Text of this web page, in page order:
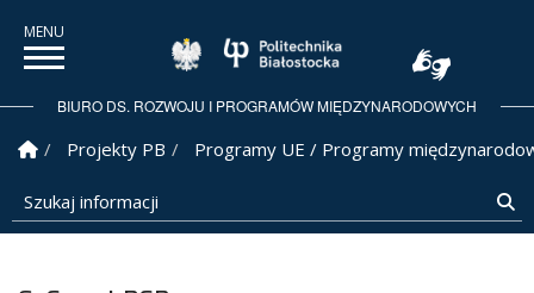
Politechnika
BIURO DS. ROZWOJU I PROGRAMÓW MIĘDZYNARODOWYCH
Strona Główna
Projekty PB
Programy UE / Programy
Szukaj informacji